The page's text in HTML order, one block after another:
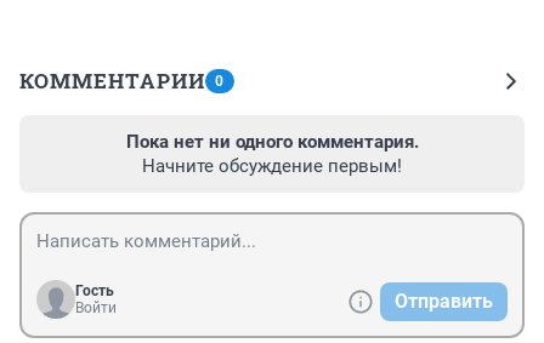
КОММЕНТАРИИ 0
Пока нет ни одного комментария.
Начните обсуждение первым!
Гость
Войти
Отправить